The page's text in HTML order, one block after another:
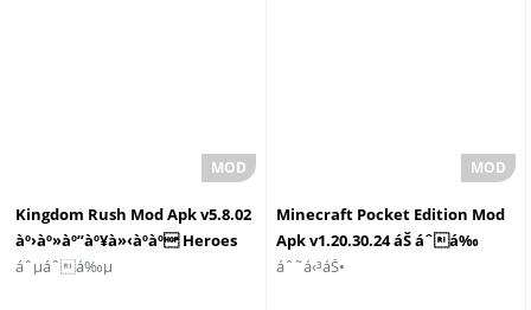
Kingdom Rush Mod Apk v5.8.02
àº›àº»àº”àº¥à»‹àº­àº Heroes
àº—àº±àº‡à»àº»àº” 2023
áˆµáˆá‰µ
Minecraft Pocket Edition Mod
Apk v1.20.30.24 áŠ áˆá‰
£áˆ³á‰µ áŠ¥áŠ“
áˆ˜á‹³áŠ•